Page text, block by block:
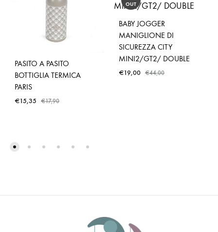
PASITO A PASITO
BOTTIGLIA TERMICA
PARIS
€15,35 €17,90
OUT
BABY JOGGER
MANIGLIONE DI
SICUREZZA CITY
MINI2/GT2/ DOUBLE
€19,00 €44,00